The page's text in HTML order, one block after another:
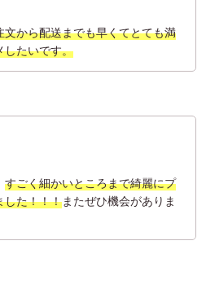
文から配送までも早くてとても満
したいです。
すごく細かいところまで綺麗にプ
した！！！またぜひ機会がありま